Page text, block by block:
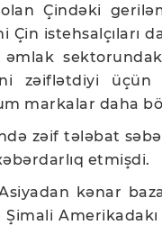
Çindəki
Çin istehsalçıları
əmlak
zəiflətdiyi üçün
markalar daha
zəif tələbat
etmişdi.
Asiyadan kənar